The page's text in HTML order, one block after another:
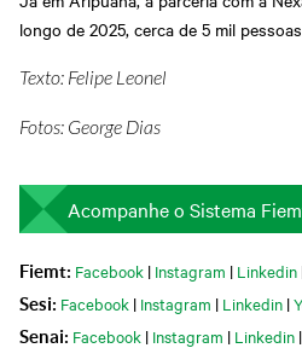
longo de 2025, cerca de 5 mil
Texto: Felipe Leonel
Fotos: George Dias
Acompanhe o Sistema
Fiemt: Facebook | Instagram | Linkedin
Sesi: Facebook | Instagram | Linkedin |
Senai: Facebook | Instagram | Linkedin |